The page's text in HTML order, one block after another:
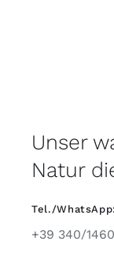
Unser
Natur
Tel./WhatsApp:
+39 340/